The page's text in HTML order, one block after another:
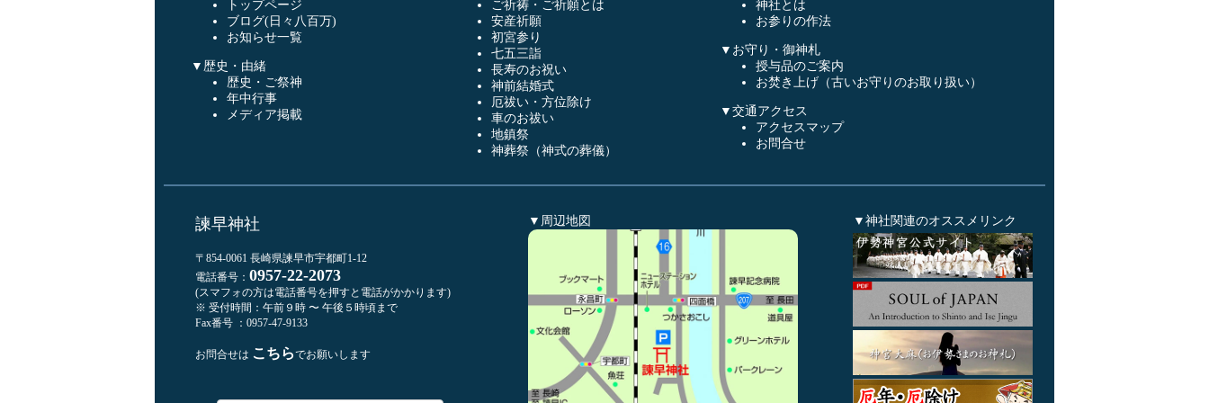
トップページ
ブログ(日々八百万)
お知らせ一覧
▼歴史・由緒
歴史・ご祭神
年中行事
メディア掲載
ご祈祷・ご祈願とは
安産祈願
初宮参り
七五三詣
長寿のお祝い
神前結婚式
厄祓い・方位除け
車のお祓い
地鎮祭
神葬祭（神式の葬儀）
神社とは
お参りの作法
▼お守り・御神札
授与品のご案内
お焚き上げ（古いお守りのお取り扱い）
▼交通アクセス
アクセスマップ
お問合せ
諫早神社
〒854-0061 長崎県諫早市宇都町1-12
電話番号： 0957-22-2073
(スマフォの方は電話番号を押すと電話がかかります)
※ 受付時間：午前９時 〜 午後５時頃まで
Fax番号 ：0957-47-9133
お問合せは こちらでお願いします
▼周辺地図 ▼神社関連のオススメリンク